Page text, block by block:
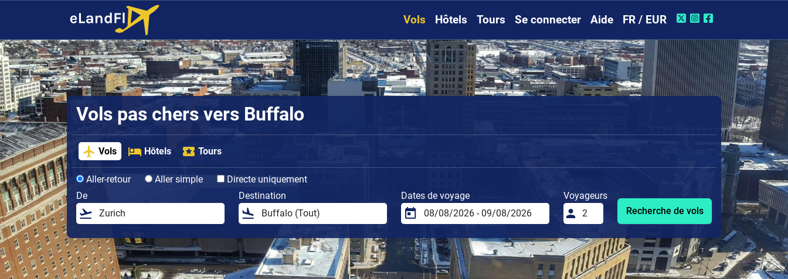
Vols Hôtels Tours Se connecter Aide FR / EUR
Vols pas chers vers Buffalo
Vols Hôtels Tours
Aller-retour Aller simple
Directe uniquement
De
Destination Dates de voyage
Voyageurs
Recherche de vols